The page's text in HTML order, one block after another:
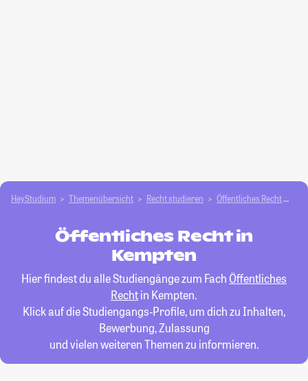
HeyStudium Themenübersicht Recht studieren Öffentliches Recht
Öffentliches Recht in
Kempten
Hier findest du alle Studiengänge zum Fach Öffentliches
Rechtin Kempten.
Klick auf die Studiengangs-Profile, um dich zu Inhalten,
Bewerbung, Zulassung
und vielen weiteren Themen zu informieren.